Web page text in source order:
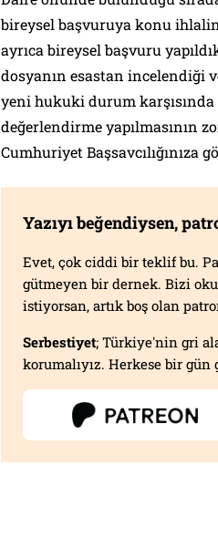
bireysel başvuruya konu
ayrıca bireysel başvuru
dosyanın esastan incelendiği
yeni hukuki durum karşısında
değerlendirme yapılmasının
Cumhuriyet Başsavcılığınıza
Yazıyı beğendiysen,
Evet, çok ciddi bir teklif bu.
gütmeyen bir dernek. Bizi
istiyorsan, artık boş olan
Serbestiyet; Türkiye'nin gri
korumalıyız. Herkese bir